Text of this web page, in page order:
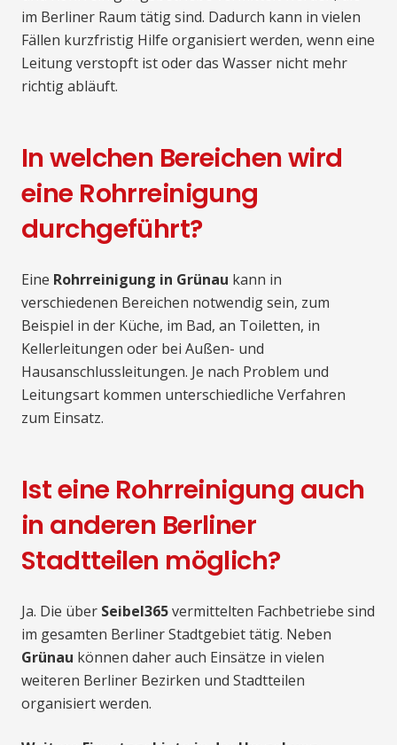
im Berliner Raum tätig sind. Dadurch kann in vielen
Fällen kurzfristig Hilfe organisiert werden, wenn eine
Leitung verstopft ist oder das Wasser nicht mehr
richtig abläuft.
In welchen Bereichen wird
eine Rohrreinigung
durchgeführt?
Eine Rohrreinigung in Grünau kann in
verschiedenen Bereichen notwendig sein, zum
Beispiel in der Küche, im Bad, an Toiletten, in
Kellerleitungen oder bei Außen- und
Hausanschlussleitungen. Je nach Problem und
Leitungsart kommen unterschiedliche Verfahren
zum Einsatz.
Ist eine Rohrreinigung auch
in anderen Berliner
Stadtteilen möglich?
Ja. Die über Seibel365vermittelten Fachbetriebe sind
im gesamten Berliner Stadtgebiet tätig. Neben
Grünau können daher auch Einsätze in vielen
weiteren Berliner Bezirken und Stadtteilen
organisiert werden.